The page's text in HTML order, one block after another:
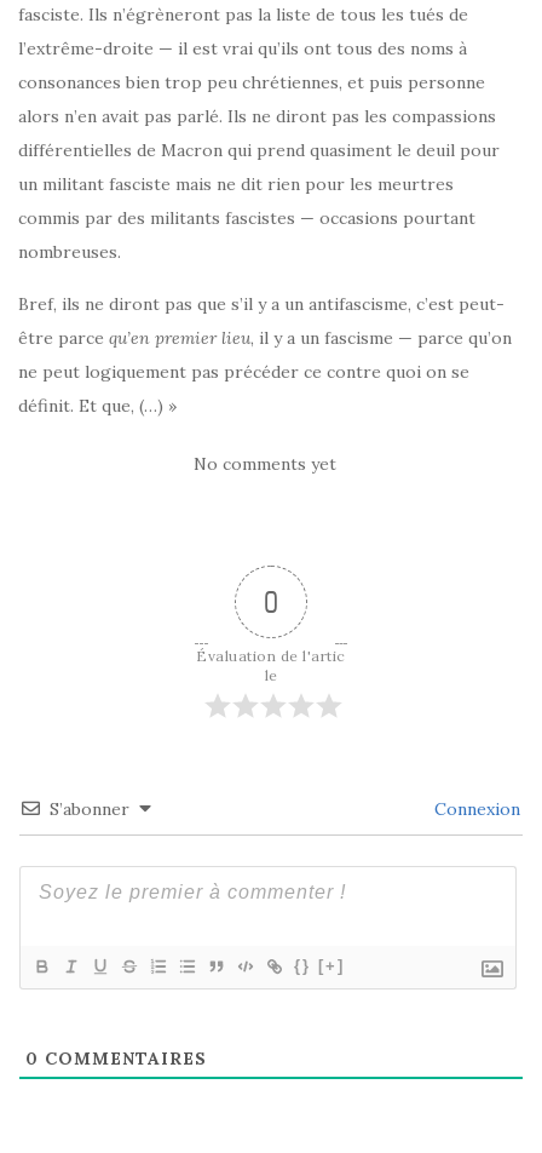
fasciste. Ils n’égrèneront pas la liste de tous les tués de
l’extrême-droite — il est vrai qu’ils ont tous des noms à
consonances bien trop peu chrétiennes, et puis personne
alors n’en avait pas parlé. Ils ne diront pas les compassions
différentielles de Macron qui prend quasiment le deuil pour
un militant fasciste mais ne dit rien pour les meurtres
commis par des militants fascistes — occasions pourtant
nombreuses.
Bref, ils ne diront pas que s’il y a un antifascisme, c’est peut-
être parce qu’en premier lieu, il y a un fascisme — parce qu’on
ne peut logiquement pas précéder ce contre quoi on se
définit. Et que, (…) »
No comments yet
0
Évaluation de l'artic
le
S’abonner Connexion
{} [+]
0 COMMENTAIRES